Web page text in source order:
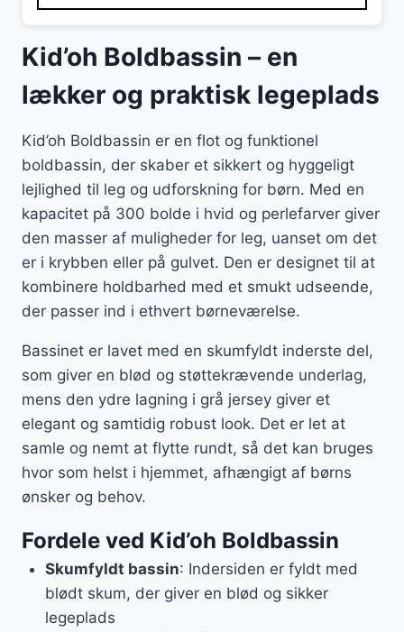
Kid’oh Boldbassin – en
lækker og praktisk legeplads
Kid’oh Boldbassin er en flot og funktionel
boldbassin, der skaber et sikkert og hyggeligt
lejlighed til leg og udforskning for børn. Med en
kapacitet på 300 bolde i hvid og perlefarver giver
den masser af muligheder for leg, uanset om det
er i krybben eller på gulvet. Den er designet til at
kombinere holdbarhed med et smukt udseende,
der passer ind i ethvert børneværelse.
Bassinet er lavet med en skumfyldt inderste del,
som giver en blød og støttekrævende underlag,
mens den ydre lagning i grå jersey giver et
elegant og samtidig robust look. Det er let at
samle og nemt at flytte rundt, så det kan bruges
hvor som helst i hjemmet, afhængigt af børns
ønsker og behov.
Fordele ved Kid’oh Boldbassin
Skumfyldt bassin: Indersiden er fyldt med
blødt skum, der giver en blød og sikker
legeplads